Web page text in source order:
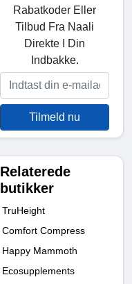
Rabatkoder Eller
Tilbud Fra Naali
Direkte I Din
Indbakke.
Tilmeld nu
Relaterede
butikker
TruHeight
Comfort Compress
Happy Mammoth
Ecosupplements